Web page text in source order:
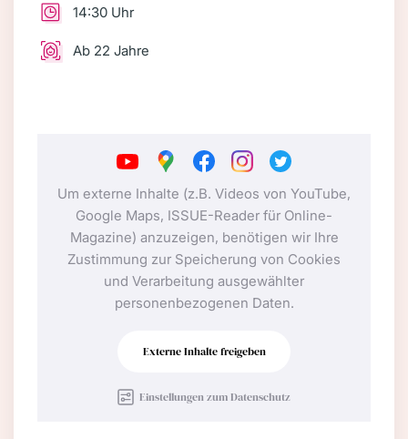
14:30 Uhr
Ab 22 Jahre
Um externe Inhalte (z.B. Videos von YouTube,
Google Maps, ISSUE-Reader für Online-
Magazine) anzuzeigen, benötigen wir Ihre
Zustimmung zur Speicherung von Cookies
und Verarbeitung ausgewählter
personenbezogenen Daten.
Externe Inhalte freigeben
Einstellungen zum Datenschutz